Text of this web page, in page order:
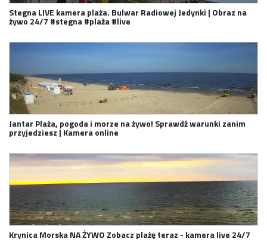
Stegna LIVE kamera plaża. Bulwar Radiowej Jedynki | Obraz na
żywo 24/7 #stegna #plaża #live
Jantar Plaża, pogoda i morze na żywo! Sprawdź warunki zanim
przyjedziesz | Kamera online
Krynica Morska NA ŻYWO Zobacz plażę teraz - kamera live 24/7